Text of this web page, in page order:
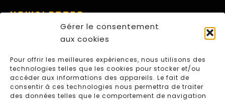
Gérer le consentement
aux cookies
Pour offrir les meilleures expériences, nous utilisons des
technologies telles que les cookies pour stocker et/ou
accéder aux informations des appareils. Le fait de
consentir à ces technologies nous permettra de traiter
des données telles que le comportement de navigation
NEWSLETTER
E-
mail
CAPTCHA